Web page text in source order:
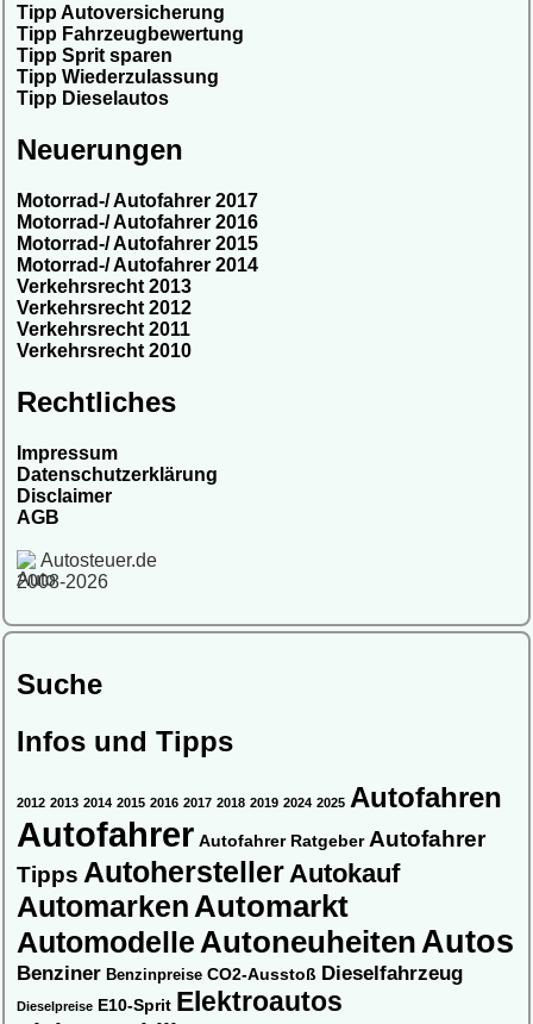
Tipp Autoversicherung
Tipp Fahrzeugbewertung
Tipp Sprit sparen
Tipp Wiederzulassung
Tipp Dieselautos
Neuerungen
Motorrad-/ Autofahrer 2017
Motorrad-/ Autofahrer 2016
Motorrad-/ Autofahrer 2015
Motorrad-/ Autofahrer 2014
Verkehrsrecht 2013
Verkehrsrecht 2012
Verkehrsrecht 2011
Verkehrsrecht 2010
Rechtliches
Impressum
Datenschutzerklärung
Disclaimer
AGB
Autosteuer.de
2008-2026
Suche
Infos und Tipps
2012 2013 2014 2015 2016 2017 2018 2019 2024 2025 Autofahren
Autofahrer Autofahrer Ratgeber Autofahrer
Tipps AutoherstellerAutokauf
Automarken Automarkt
Automodelle AutoneuheitenAutos
Benziner Benzinpreise CO2-Ausstoß Dieselfahrzeug
Dieselpreise E10-Sprit Elektroautos